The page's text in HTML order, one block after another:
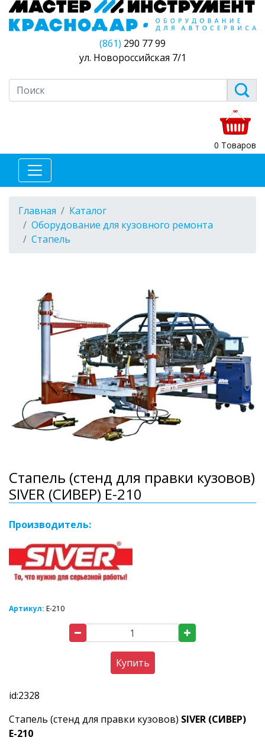
(861) 290 77 99
ул. Новороссийская 7/1
0 Товаров
Главная
Каталог
Оборудование для кузовного ремонта
Стапель
Стапель (стенд для правки кузовов)
SIVER (СИВЕР) E-210
Производитель:
Артикул: E-210
Купить
id:2328
Стапель (стенд для правки кузовов) SIVER (СИВЕР)
E-210